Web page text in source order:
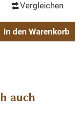
Vergleichen
In den Warenkorb
auch